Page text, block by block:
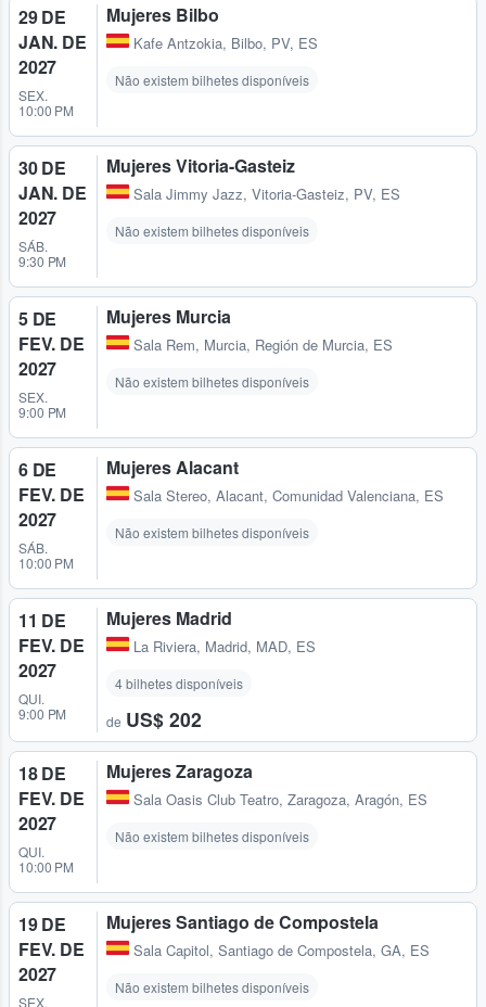
29 DE
JAN. DE
2027
SEX.
10:00 PM
Mujeres Bilbo
Kafe Antzokia, Bilbo, PV, ES
Não existem bilhetes disponíveis
30 DE
JAN. DE
2027
SÁB.
9:30 PM
Mujeres Vitoria-Gasteiz
Sala Jimmy Jazz, Vitoria-Gasteiz, PV, ES
Não existem bilhetes disponíveis
5 DE
FEV. DE
2027
SEX.
9:00 PM
Mujeres Murcia
Sala Rem, Murcia, Región de Murcia, ES
Não existem bilhetes disponíveis
6 DE
FEV. DE
2027
SÁB.
10:00 PM
Mujeres Alacant
Sala Stereo, Alacant, Comunidad Valenciana, ES
Não existem bilhetes disponíveis
11 DE
FEV. DE
2027
QUI.
9:00 PM
Mujeres Madrid
La Riviera, Madrid, MAD, ES
4 bilhetes disponíveis
de US$ 202
18 DE
FEV. DE
2027
QUI.
10:00 PM
Mujeres Zaragoza
Sala Oasis Club Teatro, Zaragoza, Aragón, ES
Não existem bilhetes disponíveis
19 DE
FEV. DE
2027
SEX.
Mujeres Santiago de Compostela
Sala Capitol, Santiago de Compostela, GA, ES
Não existem bilhetes disponíveis